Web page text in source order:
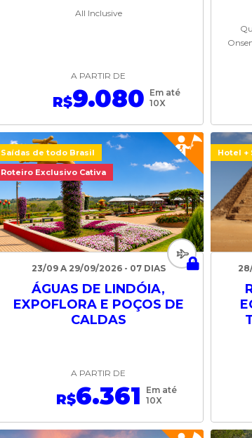
All Inclusive
A PARTIR DE
R$9.080 Em até
10X
Saídas de todo Brasil
Roteiro Exclusivo Cativa
23/09 A 29/09/2026 - 07 DIAS
ÁGUAS DE LINDÓIA,
EXPOFLORA E POÇOS DE
CALDAS
A PARTIR DE
R$6.361
Em até
10X
Hotel +